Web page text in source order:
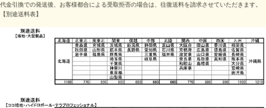
代金引換での発送後、お客様都合による受取拒否の場合は、往復送料を請求させていただきます。
【別途送料表】